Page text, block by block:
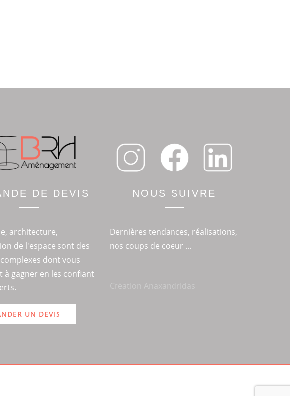
DE DEVIS
architecture,
de l'espace sont des
dont vous
à gagner en les confiant
UN DEVIS
NOUS SUIVRE
Dernières tendances, réalisations,
nos coups de coeur ...